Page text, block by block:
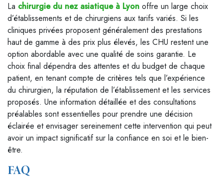
La chirurgie du nez asiatique à Lyon offre un large choix
d’établissements et de chirurgiens aux tarifs variés. Si les
cliniques privées proposent généralement des prestations
haut de gamme à des prix plus élevés, les CHU restent une
option abordable avec une qualité de soins garantie. Le
choix final dépendra des attentes et du budget de chaque
patient, en tenant compte de critères tels que l’expérience
du chirurgien, la réputation de l’établissement et les services
proposés. Une information détaillée et des consultations
préalables sont essentielles pour prendre une décision
éclairée et envisager sereinement cette intervention qui peut
avoir un impact significatif sur la confiance en soi et le bien-
être.
FAQ